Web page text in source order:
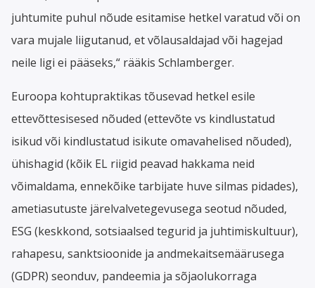
juhtumite puhul nõude esitamise hetkel varatud või on
vara mujale liigutanud, et võlausaldajad või hagejad
neile ligi ei pääseks,“ rääkis Schlamberger.
Euroopa kohtupraktikas tõusevad hetkel esile
ettevõttesisesed nõuded (ettevõte vs kindlustatud
isikud või kindlustatud isikute omavahelised nõuded),
ühishagid (kõik EL riigid peavad hakkama neid
võimaldama, ennekõike tarbijate huve silmas pidades),
ametiasutuste järelvalvetegevusega seotud nõuded,
ESG (keskkond, sotsiaalsed tegurid ja juhtimiskultuur),
rahapesu, sanktsioonide ja andmekaitsemäärusega
(GDPR) seonduv, pandeemia ja sõjaolukorraga